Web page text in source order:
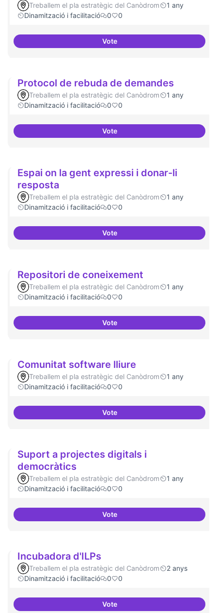
Treballem el pla estratègic del Canòdrom
1 any
Dinamització i facilitació
0 0
VoteRelatoria col·laborativa
Protocol de rebuda de demandes
Treballem el pla estratègic del Canòdrom
1 any
Dinamització i facilitació
0 0
VoteProtocol de rebuda de
Espai on la gent expressi i donar-li
resposta
Treballem el pla estratègic del Canòdrom
1 any
Dinamització i facilitació
0 0
VoteEspai on la gent expressi i
Repositori de coneixement
Treballem el pla estratègic del Canòdrom
1 any
Dinamització i facilitació
0 0
VoteRepositori de coneixement
Comunitat software lliure
Treballem el pla estratègic del Canòdrom
1 any
Dinamització i facilitació
0 0
VoteComunitat software lliure
Suport a projectes digitals i
democràtics
Treballem el pla estratègic del Canòdrom
1 any
Dinamització i facilitació
0 0
VoteSuport a projectes digitals i
Incubadora d'ILPs
Treballem el pla estratègic del Canòdrom
2 anys
Dinamització i facilitació
0 0
VoteIncubadora d'ILPs